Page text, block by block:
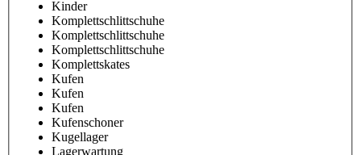
Kinder
Komplettschlittschuhe
Komplettschlittschuhe
Komplettschlittschuhe
Komplettskates
Kufen
Kufen
Kufen
Kufenschoner
Kugellager
Lagerwartung